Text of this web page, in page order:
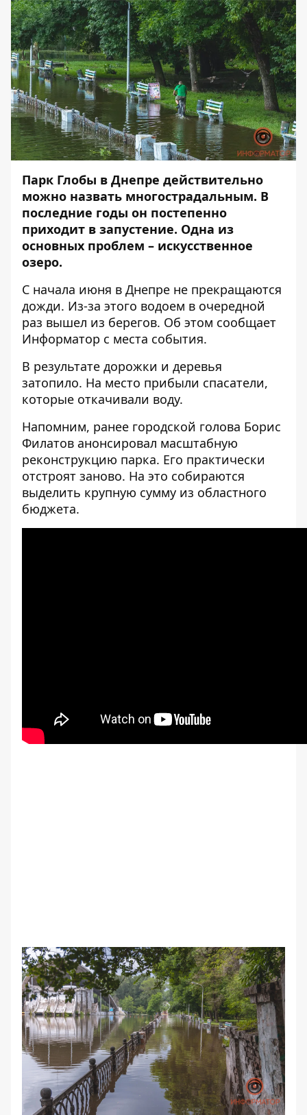
Парк Глобы в Днепре действительно
можно назвать многострадальным. В
последние годы он постепенно
приходит в запустение. Одна из
основных проблем – искусственное
озеро.
С начала июня в Днепре не прекращаются
дожди. Из-за этого водоем в очередной
раз вышел из берегов. Об этом сообщает
Информатор с места события.
В результате дорожки и деревья
затопило. На место прибыли спасатели,
которые откачивали воду.
Напомним, ранее городской голова Борис
Филатов анонсировал масштабную
реконструкцию парка. Его практически
отстроят заново. На это собираются
выделить крупную сумму из областного
бюджета.